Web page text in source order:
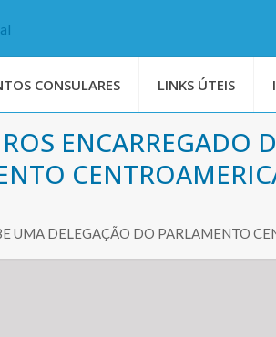
CONSULARES LINKS ÚTEIS
ENCARREGADO
UMA DELEGAÇÃO DO PARLAMENTO